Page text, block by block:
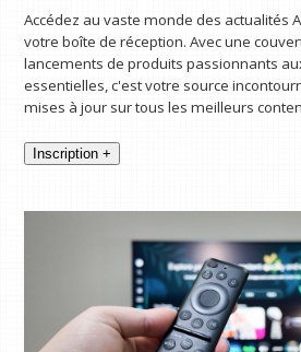
Accédez au vaste monde des actualités
votre boîte de réception. Avec une
lancements de produits passionnants
essentielles, c'est votre source
mises à jour sur tous les meilleurs
Inscription +